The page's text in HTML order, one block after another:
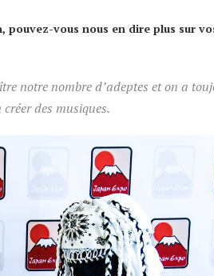
pouvez-vous nous en dire plus sur
notre nombre d’adeptes et on a
des musiques.